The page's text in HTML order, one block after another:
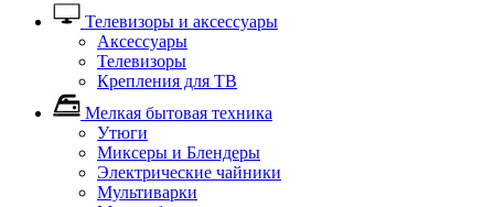
Телевизоры и аксессуары
Аксессуары
Телевизоры
Крепления для ТВ
Мелкая бытовая техника
Утюги
Миксеры и Блендеры
Электрические чайники
Мультиварки